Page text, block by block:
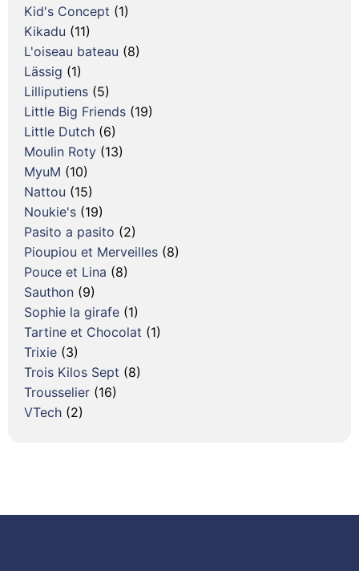
Kid's Concept (1)
Kikadu (11)
L'oiseau bateau (8)
Lässig (1)
Lilliputiens (5)
Little Big Friends (19)
Little Dutch (6)
Moulin Roty (13)
MyuM (10)
Nattou (15)
Noukie's (19)
Pasito a pasito (2)
Pioupiou et Merveilles (8)
Pouce et Lina (8)
Sauthon (9)
Sophie la girafe (1)
Tartine et Chocolat (1)
Trixie (3)
Trois Kilos Sept (8)
Trousselier (16)
VTech (2)